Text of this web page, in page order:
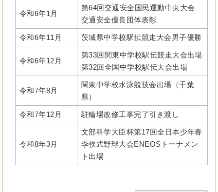
令和6年1月
第64回交通安全国民運動中央大会
交通安全優良団体表彰
令和6年11月 茨城県中学校駅伝競走大会男子優勝
令和6年12月
第33回関東中学校駅伝競走大会出場
第32回全国中学校駅伝大会出場
令和7年8月
関東中学校水泳競技会出場（千葉
県）
令和7年12月 駐輪場改修工事完了引き渡し
令和8年3月
文部科学大臣杯第17回全日本少年春
季軟式野球大会ENEOSトーナメン
ト出場